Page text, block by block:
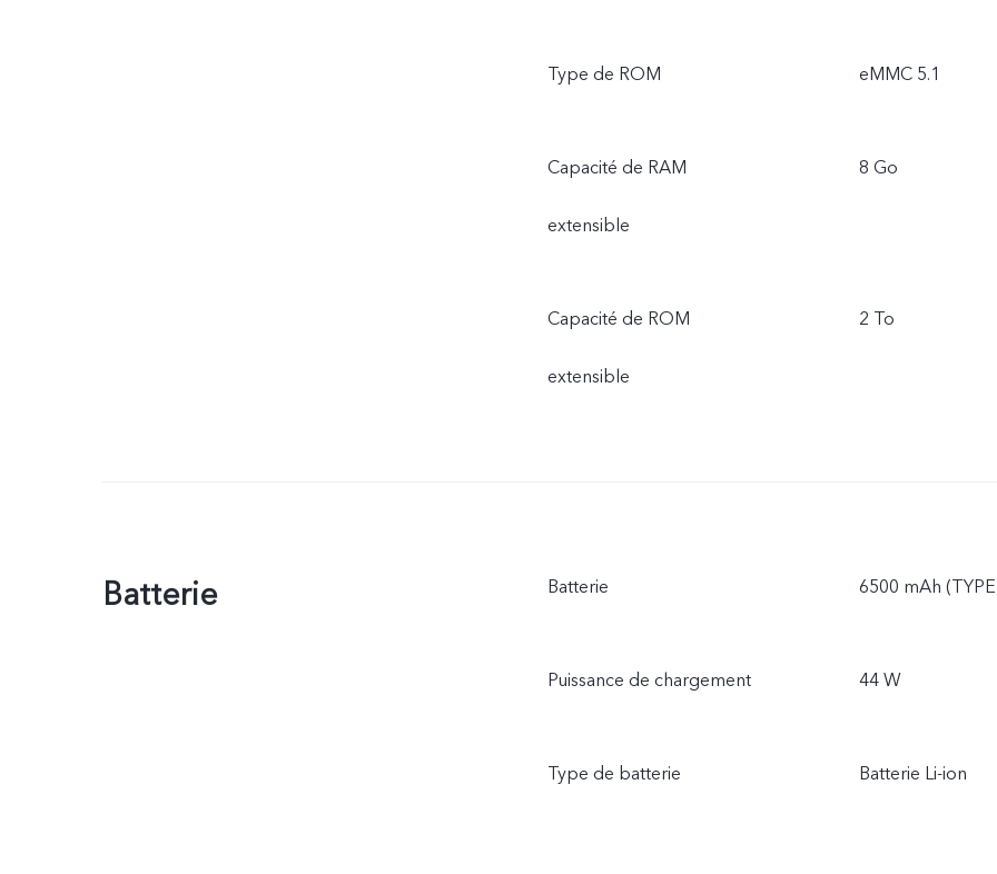
Type de ROM eMMC 5.1
Capacité de RAM
extensible
8 Go
Capacité de ROM
extensible
2 To
Batterie Batterie 6500 mAh
Puissance de chargement 44 W
Type de batterie Batterie Li-ion